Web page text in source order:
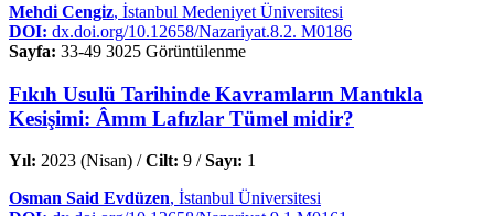
Mehdi Cengiz, İstanbul Medeniyet Üniversitesi
DOI: dx.doi.org/10.12658/Nazariyat.8.2. M0186
Sayfa: 33-49 3025 Görüntülenme
Fıkıh Usulü Tarihinde Kavramların Mantıkla
Kesişimi: Âmm Lafızlar Tümel midir?
Yıl: 2023 (Nisan) /Cilt: 9 /Sayı: 1
Osman Said Evdüzen, İstanbul Üniversitesi